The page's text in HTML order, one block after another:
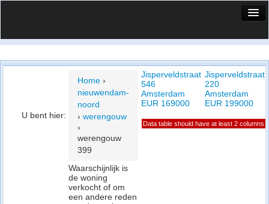
Vergelijk prijsposities - wijk
U bent hier:
Home ›
nieuwendam-
noord
› werengouw
›
werengouw
399
Waarschijnlijk is
de woning
verkocht of om
een andere reden
Jisperveldstraat
546
Amsterdam
EUR 169000
Jisperveldstraat
220
Amsterdam
EUR 199000
Data table should have at least 2 columns